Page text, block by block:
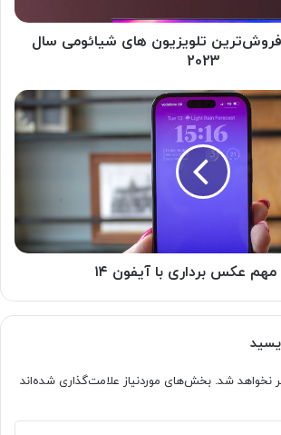
تلویزیون های شیائومی سال
2023
عکس برداری با آیفون ۱۴
نخواهد شد. بخش‌های موردنیاز علامت‌گذاری شده‌اند